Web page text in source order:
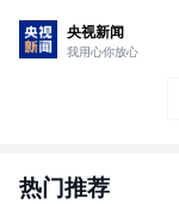
责任编辑：央视网
央视新闻
我用心你放心
热门推荐